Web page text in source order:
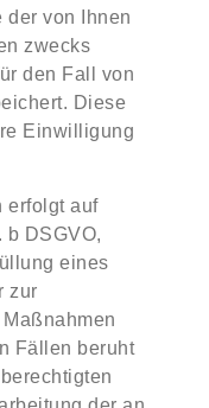
der von Ihnen
zwecks
den Fall von
Diese
Einwilligung
erfolgt auf
b DSGVO,
eines
zur
Fällen beruht